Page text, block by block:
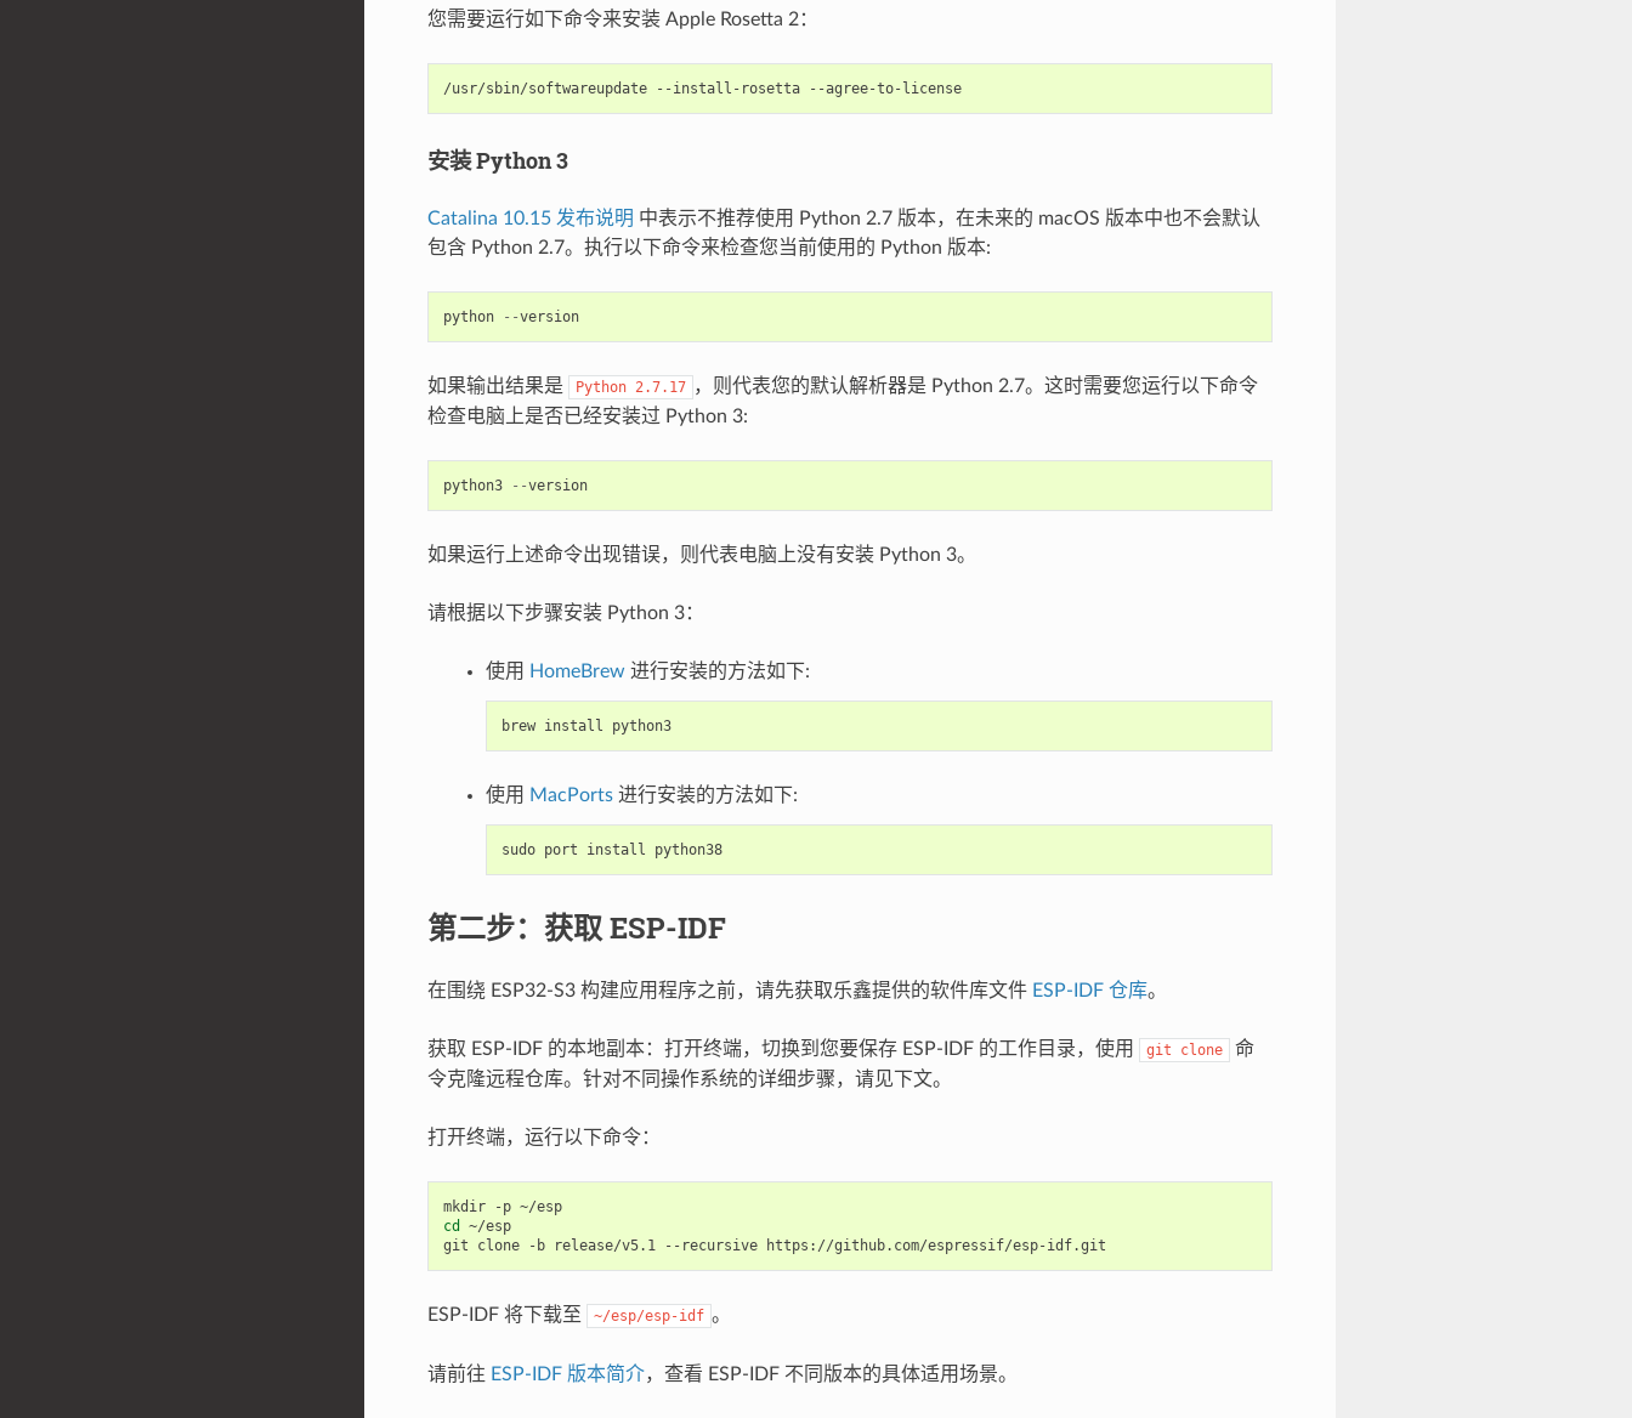
您需要运行如下命令来安装 Apple Rosetta 2：
/usr/sbin/softwareupdate --install-rosetta --agree-to-license
安装 Python 3
Catalina 10.15 发布说明 中表示不推荐使用 Python 2.7 版本，在未来的 macOS 版本中也不会默认
包含 Python 2.7。执行以下命令来检查您当前使用的 Python 版本:
python --version
如果输出结果是 Python 2.7.17 ，则代表您的默认解析器是 Python 2.7。这时需要您运行以下命令
检查电脑上是否已经安装过 Python 3:
python3 --version
如果运行上述命令出现错误，则代表电脑上没有安装 Python 3。
请根据以下步骤安装 Python 3：
使用 HomeBrew 进行安装的方法如下:
brew install python3
使用 MacPorts进行安装的方法如下:
sudo port install python38
第二步：获取 ESP-IDF
在围绕 ESP32-S3 构建应用程序之前，请先获取乐鑫提供的软件库文件 ESP-IDF 仓库。
获取 ESP-IDF 的本地副本：打开终端，切换到您要保存 ESP-IDF 的工作目录，使用 git clone
命
令克隆远程仓库。针对不同操作系统的详细步骤，请见下文。
打开终端，运行以下命令：
mkdir -p ~/esp
cd
~/esp
ESP-IDF 将下载至 ~/esp/esp-idf 。
请前往 ESP-IDF 版本简介，查看 ESP-IDF 不同版本的具体适用场景。